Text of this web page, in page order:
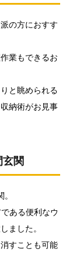
の方におすす
業もできるお
と眺められる
納術がお見事
関
ある便利なウ
ました。
すことも可能